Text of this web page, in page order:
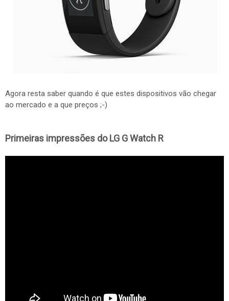
Agora resta saber quando é que estes dispositivos vão chegar
ao mercado e a que preços ;-)
Primeiras impressões do LG G Watch R